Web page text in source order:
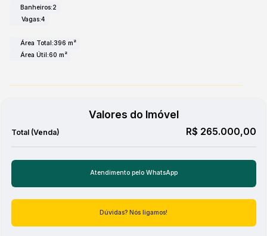
Banheiros:2
Vagas:4
Área Total:396 m²
Área Útil:60 m²
Valores do Imóvel
R$ 265.000,00
Dúvidas? Nós ligamos!